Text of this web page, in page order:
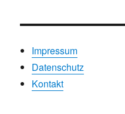
Impressum
Datenschutz
Kontakt